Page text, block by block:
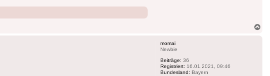
momai
Newbie
Beiträge: 36
Registriert: 16.01.2021, 09:46
Bundesland: Bayern